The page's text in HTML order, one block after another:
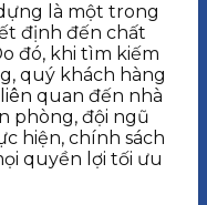
là một trong
định đến chất
đó, khi tìm kiếm
quý khách hàng
quan đến nhà
phòng, đội ngũ
hiện, chính sách
quyền lợi tối ưu